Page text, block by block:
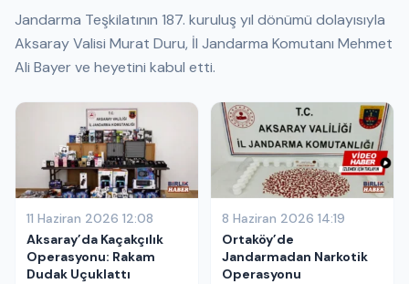
Jandarma Teşkilatının 187. kuruluş yıl dönümü dolayısıyla
Aksaray Valisi Murat Duru, İl Jandarma Komutanı Mehmet
Ali Bayer ve heyetini kabul etti.
11 Haziran 2026 12:08
Aksaray’da Kaçakçılık
Operasyonu: Rakam
Dudak Uçuklattı
8 Haziran 2026 14:19
Ortaköy’de
Jandarmadan Narkotik
Operasyonu